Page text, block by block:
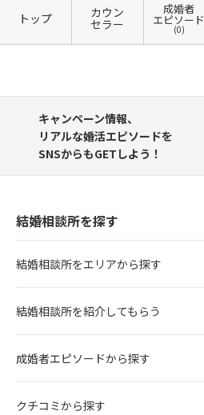
トップ カウン
セラー
成婚者
エピソード
(0)
キャンペーン情報、
リアルな婚活エピソードを
SNSからもGETしよう！
結婚相談所を探す
結婚相談所をエリアから探す
結婚相談所を紹介してもらう
成婚者エピソードから探す
クチコミから探す